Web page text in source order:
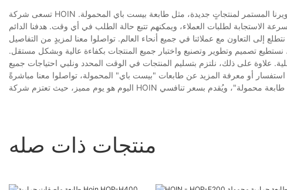
تسعى شركة HOIN جاهدةً لأن تصبح شركةً احترافيةً ذات سمعةٍ طيبة. لدينا فريق بحثٍ وتطويرٍ قوي يدعم تطويرنا المستمر لمنتجاتٍ جديدة، مثل طابعة بيست باي المحمولة.
الاستجابة لطلبات العملاء، ويمكنهم تتبع حالة الطلب في أي وقت. هدفنا الدائم
تصميم وتطوير وتصنيع واختبار جميع المنتجات بكفاءة عالية وبشكل مستقل.
علاوة على ذلك، نلتزم بتسليم المنتجات في الوقت المحدد ونلبي احتياجات جميع
منتجات ذات صله